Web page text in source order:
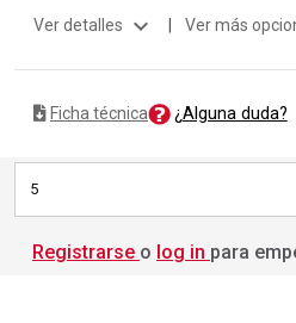
Ver detalles expand_more | Ver más
Ficha técnica ¿Alguna duda?
5
Registrarse o log in para